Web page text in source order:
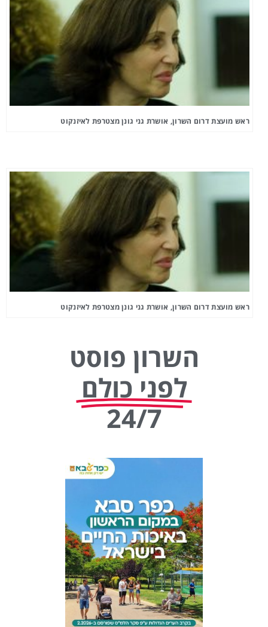
ראש מועצת דרום השרון, אושרת גני גונן מצטרפת לאיזנקוט
ראש מועצת דרום השרון, אושרת גני גונן מצטרפת לאיזנקוט
השרון פוסט
לפני כולם
24/7